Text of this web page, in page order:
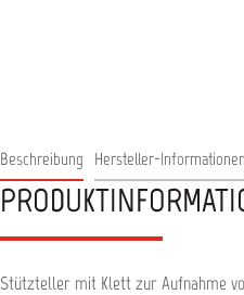
Beschreibung Hersteller-Informationen
Stützteller mit Klett zur Aufnahme